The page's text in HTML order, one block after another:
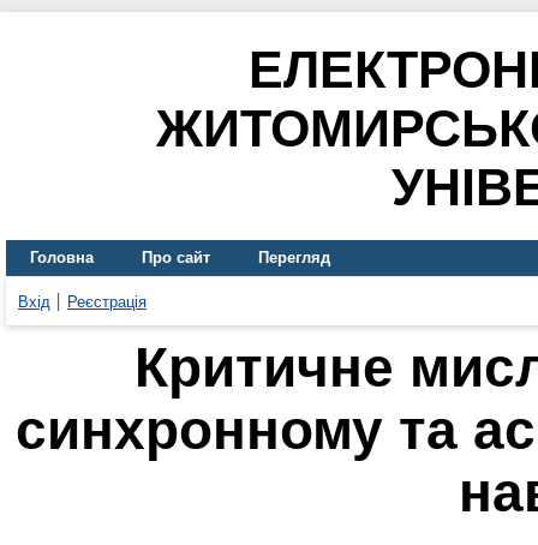
Головна Про сайт Перегляд
Вхід Реєстрація
Критичне
синхронному та